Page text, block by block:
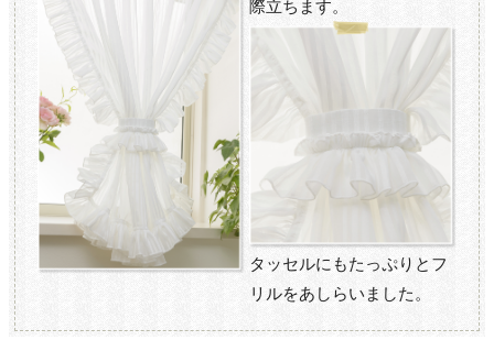
際立ちます。
タッセルにもたっぷりとフ
リルをあしらいました。